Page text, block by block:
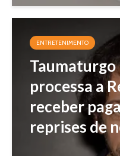
ENTRETENIMENTO
processa a
receber
reprises de